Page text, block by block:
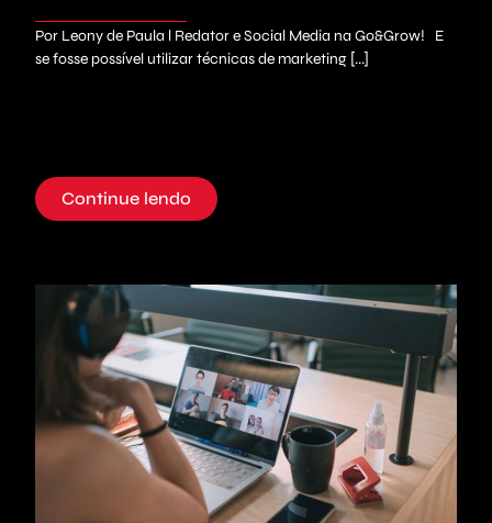
Por Leony de Paula l Redator e Social Media na Go&Grow! E
se fosse possível utilizar técnicas de marketing [...]
Continue lendo